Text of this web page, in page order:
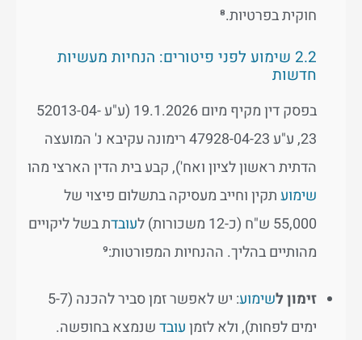
חוקית בפרטיות.⁸
2.2 שימוע לפני פיטורים: הנחיות מעשיות
חדשות
בפסק דין מקיף מיום 19.1.2026 (ע"ע 52013-04-
23, ע"ע 47928-04-23 רימונה עקיבא נ' המועצה
הדתית ראשון לציון ואח'), קבע בית הדין הארצי מהו
שימועתקין וחייב מעסיקה בתשלום פיצוי של
55,000 ש"ח (כ-12 משכורות) ל
עובדת בשל ליקויים
מהותיים בהליך. ההנחיות המפורטות:⁹
זימון לשימוע
: יש לאפשר זמן סביר להכנה (5-7
ימים לפחות), ולא לזמןעובדשנמצא בחופשה.